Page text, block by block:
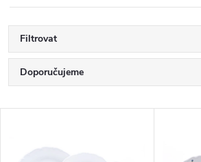
Filtrovat
Ř
a
Doporučujeme
Nejprodávanější